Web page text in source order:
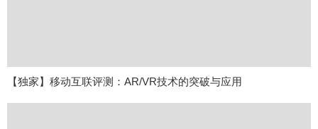
【独家】移动互联评测：AR/VR技术的突破与应用